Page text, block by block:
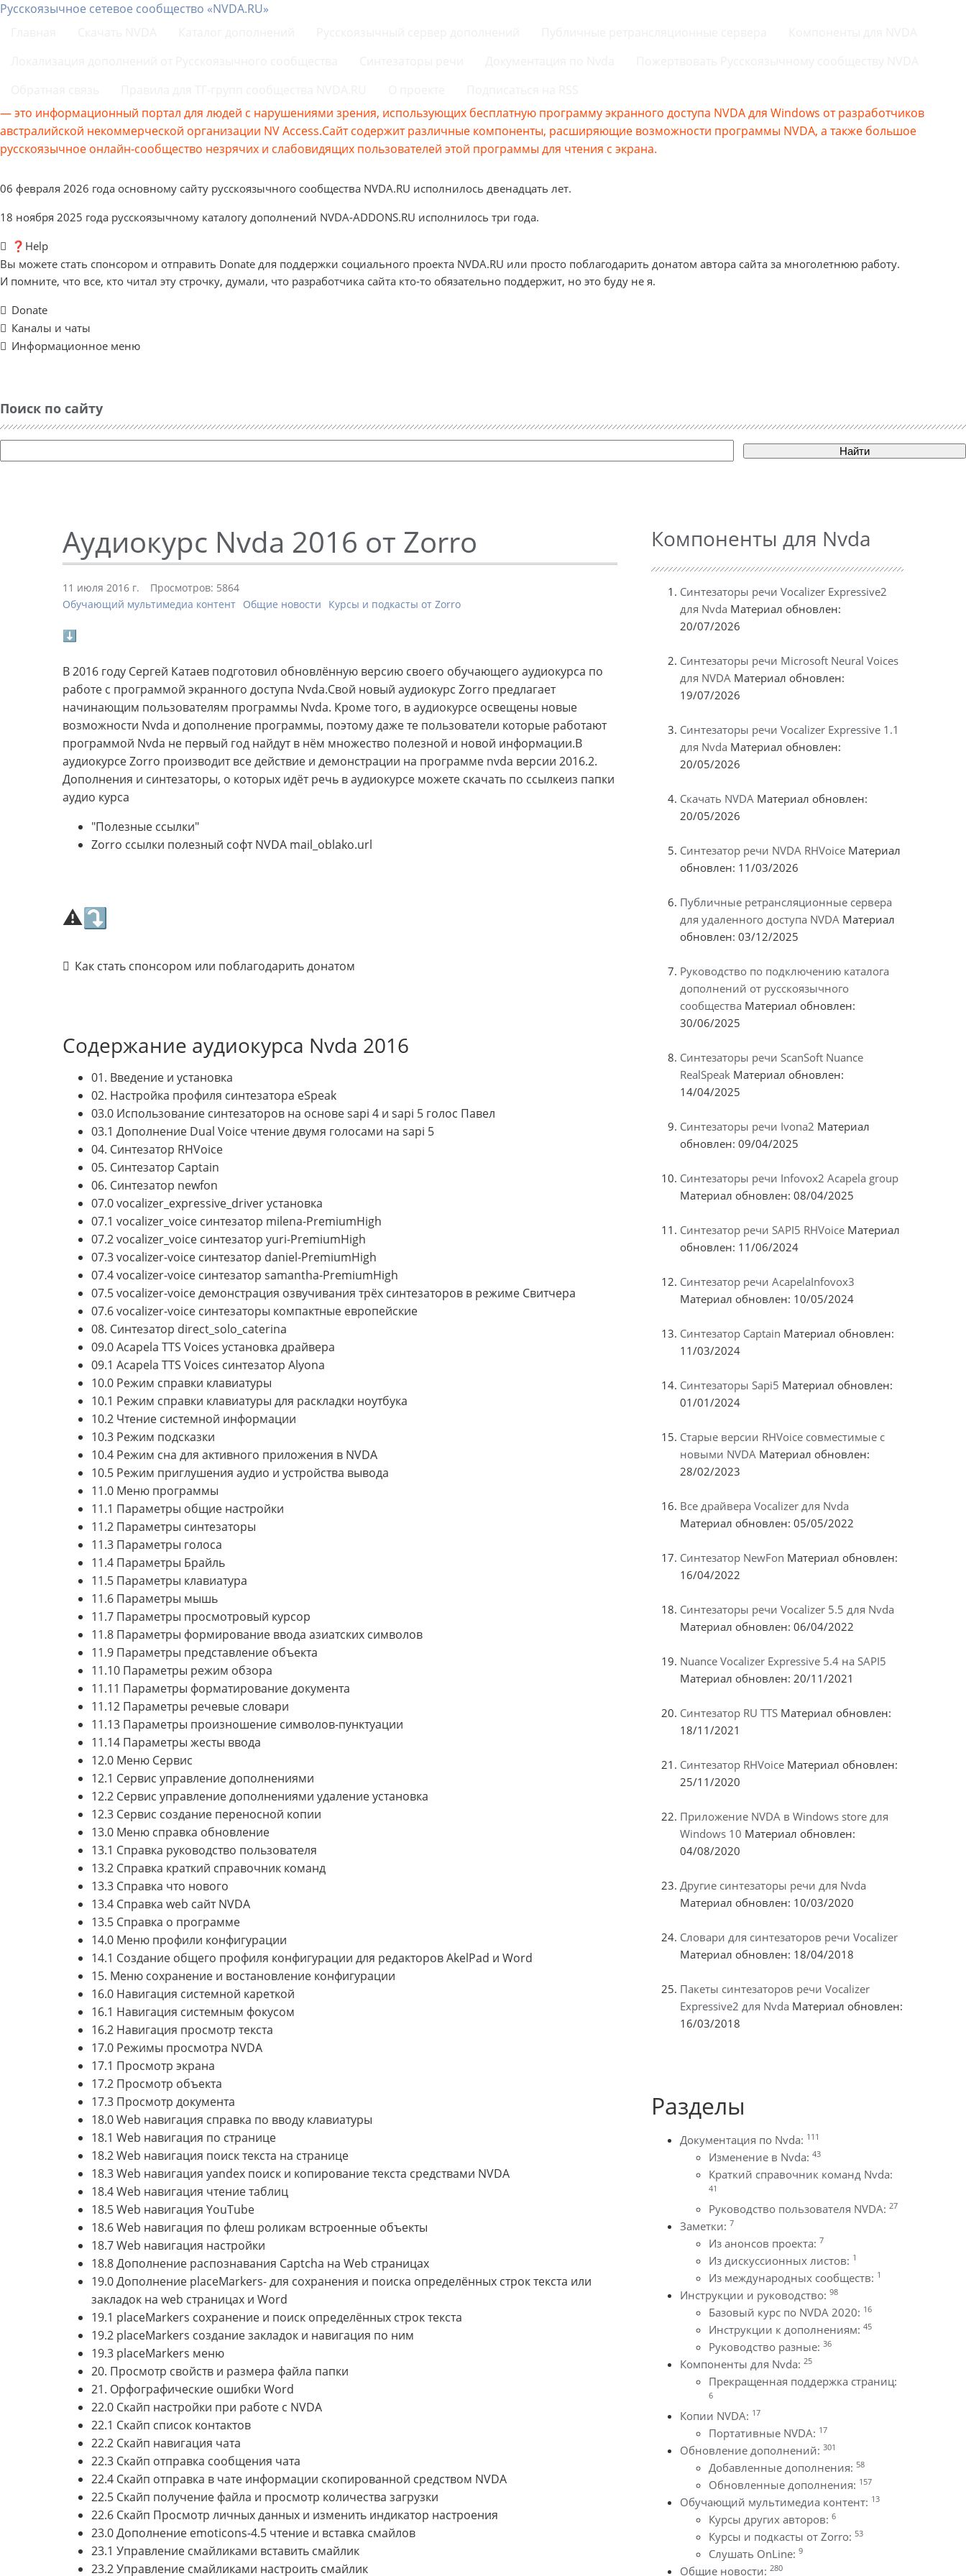
Русскоязычное сетевое сообщество «NVDA.RU»
— это информационный портал для людей с нарушениями зрения, использующих бесплатную программу экранного доступа NVDA для Windows от разработчиков
австралийской некоммерческой организации NV Access.Сайт содержит различные компоненты, расширяющие возможности программы NVDA, а также большое
русскоязычное онлайн-сообщество незрячих и слабовидящих пользователей этой программы для чтения с экрана.
06 февраля 2026 года основному сайту русскоязычного сообщества NVDA.RU исполнилось двенадцать лет.
18 ноября 2025 года русскоязычному каталогу дополнений NVDA-ADDONS.RU исполнилось три года.
❓Help
Вы можете стать спонсором и отправить Donate для поддержки социального проекта NVDA.RU или просто поблагодарить донатом автора сайта за многолетнюю работу.
И помните, что все, кто читал эту строчку, думали, что разработчика сайта кто-то обязательно поддержит, но это буду не я.
Donate
Каналы и чаты
Информационное меню
Поиск по сайту
Найти
Аудиокурс Nvda 2016 от Zorro
11 июля 2016 г.
Просмотров: 5864
Обучающий мультимедиа контент Общие новости Курсы и подкасты от Zorro
⬇
В 2016 году Сергей Катаев подготовил обновлённую версию своего обучающего аудиокурса по
работе с программой экранного доступа Nvda.Свой новый аудиокурс Zorro предлагает
начинающим пользователям программы Nvda. Кроме того, в аудиокурсе освещены новые
возможности Nvda и дополнение программы, поэтому даже те пользователи которые работают
программой Nvda не первый год найдут в нём множество полезной и новой информации.В
аудиокурсе Zorro производит все действие и демонстрации на программе nvda версии 2016.2.
Дополнения и синтезаторы, о которых идёт речь в аудиокурсе можете скачать по ссылкеиз папки
аудио курса
"Полезные ссылки"
Zorro ссылки полезный софт NVDA mail_oblako.url
⚠⤵
Как стать спонсором или поблагодарить донатом
Содержание аудиокурса Nvda 2016
01. Введение и установка
02. Настройка профиля синтезатора eSpeak
03.0 Использование синтезаторов на основе sapi 4 и sapi 5 голос Павел
03.1 Дополнение Dual Voice чтение двумя голосами на sapi 5
04. Синтезатор RHVoice
05. Синтезатор Captain
06. Синтезатор newfon
07.0 vocalizer_expressive_driver установка
07.1 vocalizer_voice синтезатор milena-PremiumHigh
07.2 vocalizer_voice синтезатор yuri-PremiumHigh
07.3 vocalizer-voice синтезатор daniel-PremiumHigh
07.4 vocalizer-voice синтезатор samantha-PremiumHigh
07.5 vocalizer-voice демонстрация озвучивания трёх синтезаторов в режиме Свитчера
07.6 vocalizer-voice синтезаторы компактные европейские
08. Синтезатор direct_solo_caterina
09.0 Acapela TTS Voices установка драйвера
09.1 Acapela TTS Voices синтезатор Alyona
10.0 Режим справки клавиатуры
10.1 Режим справки клавиатуры для раскладки ноутбука
10.2 Чтение системной информации
10.3 Режим подсказки
10.4 Режим сна для активного приложения в NVDA
10.5 Режим приглушения аудио и устройства вывода
11.0 Меню программы
11.1 Параметры общие настройки
11.2 Параметры синтезаторы
11.3 Параметры голоса
11.4 Параметры Брайль
11.5 Параметры клавиатура
11.6 Параметры мышь
11.7 Параметры просмотровый курсор
11.8 Параметры формирование ввода азиатских символов
11.9 Параметры представление объекта
11.10 Параметры режим обзора
11.11 Параметры форматирование документа
11.12 Параметры речевые словари
11.13 Параметры произношение символов-пунктуации
11.14 Параметры жесты ввода
12.0 Меню Сервис
12.1 Сервис управление дополнениями
12.2 Сервис управление дополнениями удаление установка
12.3 Сервис создание переносной копии
13.0 Меню справка обновление
13.1 Справка руководство пользователя
13.2 Справка краткий справочник команд
13.3 Справка что нового
13.4 Справка web сайт NVDA
13.5 Справка о программе
14.0 Меню профили конфигурации
14.1 Создание общего профиля конфигурации для редакторов AkelPad и Word
15. Меню сохранение и востановление конфигурации
16.0 Навигация системной кареткой
16.1 Навигация системным фокусом
16.2 Навигация просмотр текста
17.0 Режимы просмотра NVDA
17.1 Просмотр экрана
17.2 Просмотр объекта
17.3 Просмотр документа
18.0 Web навигация справка по вводу клавиатуры
18.1 Web навигация по странице
18.2 Web навигация поиск текста на странице
18.3 Web навигация yandex поиск и копирование текста средствами NVDA
18.4 Web навигация чтение таблиц
18.5 Web навигация YouTube
18.6 Web навигация по флеш роликам встроенные объекты
18.7 Web навигация настройки
18.8 Дополнение распознавания Captcha на Web страницах
19.0 Дополнение placeMarkers- для сохранения и поиска определённых строк текста или
закладок на web страницах и Word
19.1 placeMarkers сохранение и поиск определённых строк текста
19.2 placeMarkers создание закладок и навигация по ним
19.3 placeMarkers меню
20. Просмотр свойств и размера файла папки
21. Орфографические ошибки Word
22.0 Скайп настройки при работе с NVDA
22.1 Скайп список контактов
22.2 Скайп навигация чата
22.3 Скайп отправка сообщения чата
22.4 Скайп отправка в чате информации скопированной средством NVDA
22.5 Скайп получение файла и просмотр количества загрузки
22.6 Скайп Просмотр личных данных и изменить индикатор настроения
23.0 Дополнение emoticons-4.5 чтение и вставка смайлов
23.1 Управление смайликами вставить смайлик
23.2 Управление смайликами настроить смайлик
Компоненты для Nvda
Синтезаторы речи Vocalizer Expressive2
для Nvda Материал обновлен:
20/07/2026
Синтезаторы речи Microsoft Neural Voices
для NVDA Материал обновлен:
19/07/2026
Синтезаторы речи Vocalizer Expressive 1.1
для Nvda Материал обновлен:
20/05/2026
Скачать NVDA Материал обновлен:
20/05/2026
Синтезатор речи NVDA RHVoice Материал
обновлен: 11/03/2026
Публичные ретрансляционные сервера
для удаленного доступа NVDA Материал
обновлен: 03/12/2025
Руководство по подключению каталога
дополнений от русскоязычного
сообщества Материал обновлен:
30/06/2025
Синтезаторы речи ScanSoft Nuance
RealSpeak Материал обновлен:
14/04/2025
Синтезаторы речи Ivona2 Материал
обновлен: 09/04/2025
Синтезаторы речи Infovox2 Acapela group
Материал обновлен: 08/04/2025
Синтезатор речи SAPI5 RHVoice Материал
обновлен: 11/06/2024
Синтезатор речи AcapelaInfovox3
Материал обновлен: 10/05/2024
Синтезатор Captain Материал обновлен:
11/03/2024
Синтезаторы Sapi5 Материал обновлен:
01/01/2024
Старые версии RHVoice совместимые с
новыми NVDA Материал обновлен:
28/02/2023
Все драйвера Vocalizer для Nvda
Материал обновлен: 05/05/2022
Синтезатор NewFon Материал обновлен:
16/04/2022
Синтезаторы речи Vocalizer 5.5 для Nvda
Материал обновлен: 06/04/2022
Nuance Vocalizer Expressive 5.4 на SAPI5
Материал обновлен: 20/11/2021
Синтезатор RU TTS Материал обновлен:
18/11/2021
Синтезатор RHVoice Материал обновлен:
25/11/2020
Приложение NVDA в Windows store для
Windows 10 Материал обновлен:
04/08/2020
Другие синтезаторы речи для Nvda
Материал обновлен: 10/03/2020
Словари для синтезаторов речи Vocalizer
Материал обновлен: 18/04/2018
Пакеты синтезаторов речи Vocalizer
Expressive2 для Nvda Материал обновлен:
16/03/2018
Разделы
Документация по Nvda: 111
Изменение в Nvda: 43
Краткий справочник команд Nvda:
41
Руководство пользователя NVDA: 27
Заметки: 7
Из анонсов проекта: 7
Из дискуссионных листов: 1
Из международных сообществ: 1
Инструкции и руководство: 98
Базовый курс по NVDA 2020: 16
Инструкции к дополнениям: 45
Руководство разные: 36
Компоненты для Nvda: 25
Прекращенная поддержка страниц:
6
Копии NVDA: 17
Портативные NVDA: 17
Обновление дополнений: 301
Добавленные дополнения: 58
Обновленные дополнения: 157
Обучающий мультимедиа контент: 13
Курсы других авторов: 6
Курсы и подкасты от Zorro: 53
Слушать OnLine: 9
Общие новости: 280